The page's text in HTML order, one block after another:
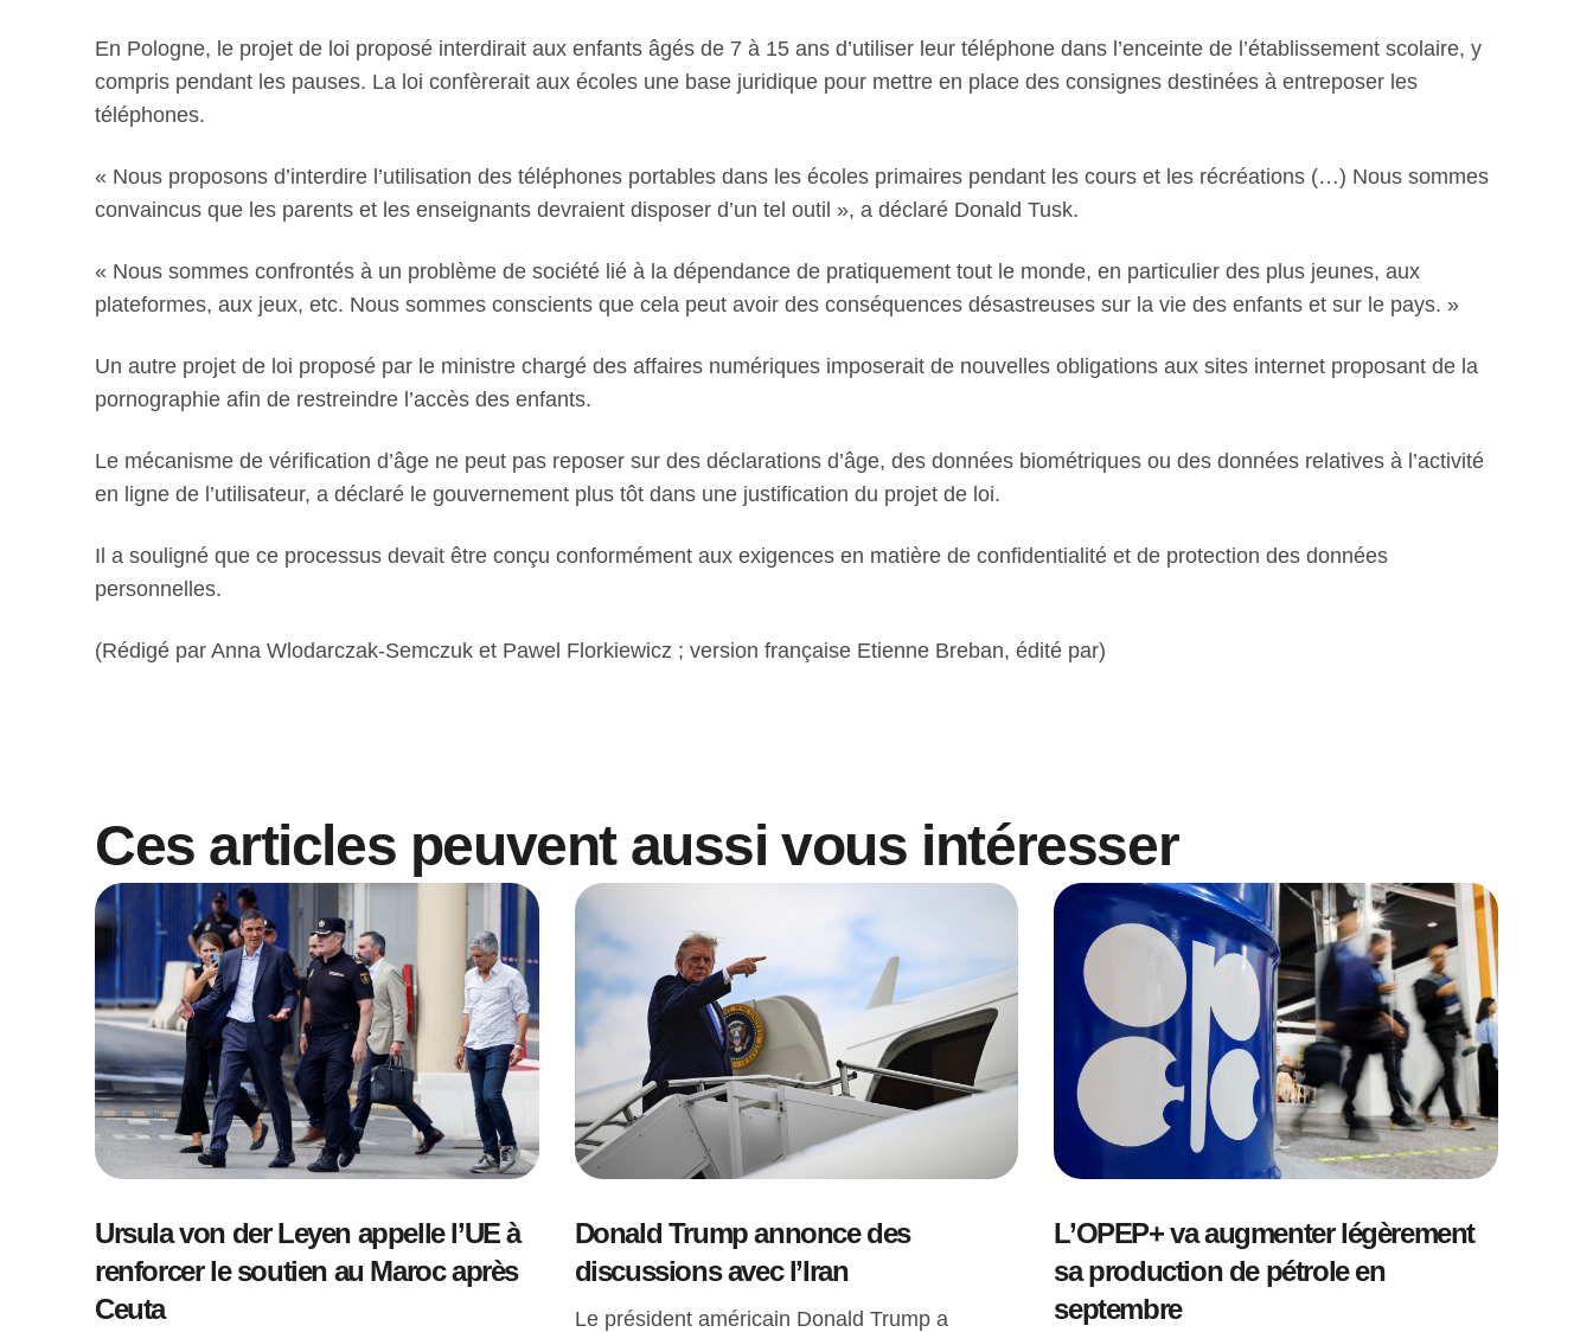
En Pologne, le projet de loi proposé interdirait aux enfants âgés de 7 à 15 ans d’utiliser leur téléphone dans l’enceinte de l’établissement scolaire, y
compris pendant les pauses. La loi confèrerait aux écoles une base juridique pour mettre en place des consignes destinées à entreposer les
téléphones.
« Nous proposons d’interdire l’utilisation des téléphones portables dans les écoles primaires pendant les cours et les récréations (…) Nous sommes
convaincus que les parents et les enseignants devraient disposer d’un tel outil », a déclaré Donald Tusk.
« Nous sommes confrontés à un problème de société lié à la dépendance de pratiquement tout le monde, en particulier des plus jeunes, aux
plateformes, aux jeux, etc. Nous sommes conscients que cela peut avoir des conséquences désastreuses sur la vie des enfants et sur le pays. »
Un autre projet de loi proposé par le ministre chargé des affaires numériques imposerait de nouvelles obligations aux sites internet proposant de la
pornographie afin de restreindre l’accès des enfants.
Le mécanisme de vérification d’âge ne peut pas reposer sur des déclarations d’âge, des données biométriques ou des données relatives à l’activité
en ligne de l’utilisateur, a déclaré le gouvernement plus tôt dans une justification du projet de loi.
Il a souligné que ce processus devait être conçu conformément aux exigences en matière de confidentialité et de protection des données
personnelles.
(Rédigé par Anna Wlodarczak-Semczuk et Pawel Florkiewicz ; version française Etienne Breban, édité par)
Ces articles peuvent aussi vous intéresser
Ursula von der Leyen appelle l’UE à
renforcer le soutien au Maroc après
Ceuta
Donald Trump annonce des
discussions avec l’Iran
Le président américain Donald Trump a
L’OPEP+ va augmenter légèrement
sa production de pétrole en
septembre